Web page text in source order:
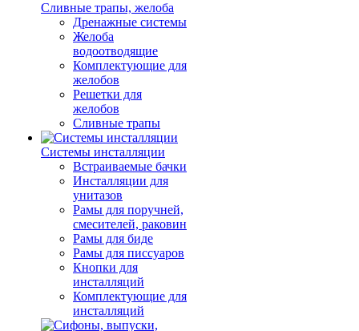
Сливные трапы, желоба
Дренажные системы
Желоба
водоотводящие
Комплектующие для
желобов
Решетки для
желобов
Сливные трапы
Системы инсталляции
Встраиваемые бачки
Инсталляции для
унитазов
Рамы для поручней,
смесителей, раковин
Рамы для биде
Рамы для писсуаров
Кнопки для
инсталляций
Комплектующие для
инсталляций